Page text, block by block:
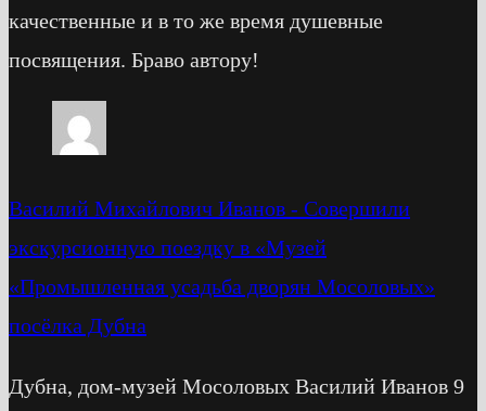
качественные и в то же время душевные
посвящения. Браво автору!
Василий Михайлович Иванов - Cовершили
экскурсионную поездку в «Музей
«Промышленная усадьба дворян Мосоловых»
посёлка Дубна
Дубна, дом-музей Мосоловых Василий Иванов 9